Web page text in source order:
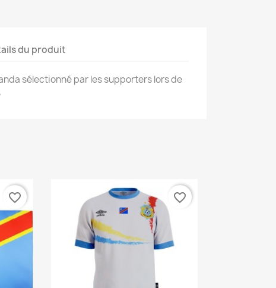
du produit
sélectionné par les supporters lors de
favorite_border favorite_border